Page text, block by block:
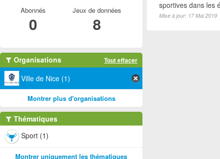
sportives dans les
Mise à jour: 17 Mai 2019
Abonnés
0
Jeux de données
8
Organisations Tout effacer
Ville de Nice (1)
Montrer plus d'organisations
Thématiques
Sport (1)
Montrer uniquement les thématiques